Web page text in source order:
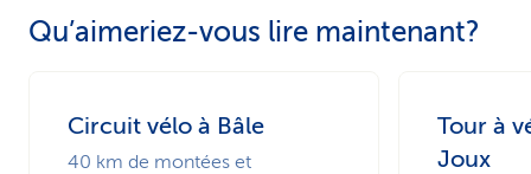
Qu’aimeriez-vous lire maintenant?
Circuit vélo à Bâle
40 km de montées et
Tour à
Joux